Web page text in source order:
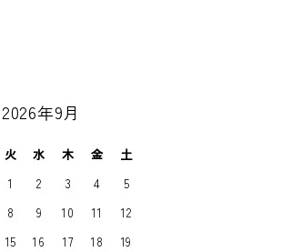
2026年9月
火 水 木 金
土
1
2 3 4
5
8 9 10 11
12
15 16 17 18
19